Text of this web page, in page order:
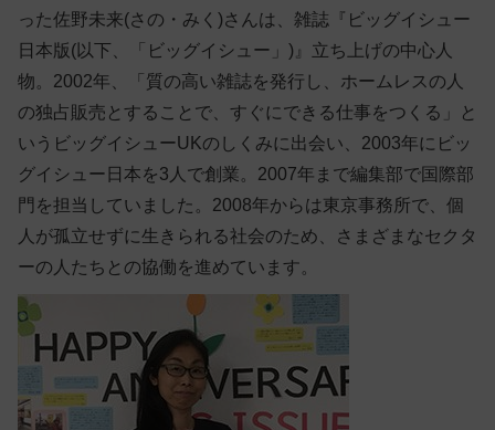
った佐野未来(さの・みく)さんは、雑誌『ビッグイシュー
日本版(以下、「ビッグイシュー」)』立ち上げの中心人
物。2002年、「質の高い雑誌を発行し、ホームレスの人
の独占販売とすることで、すぐにできる仕事をつくる」と
いうビッグイシューUKのしくみに出会い、2003年にビッ
グイシュー日本を3人で創業。2007年まで編集部で国際部
門を担当していました。2008年からは東京事務所で、個
人が孤立せずに生きられる社会のため、さまざまなセクタ
ーの人たちとの協働を進めています。